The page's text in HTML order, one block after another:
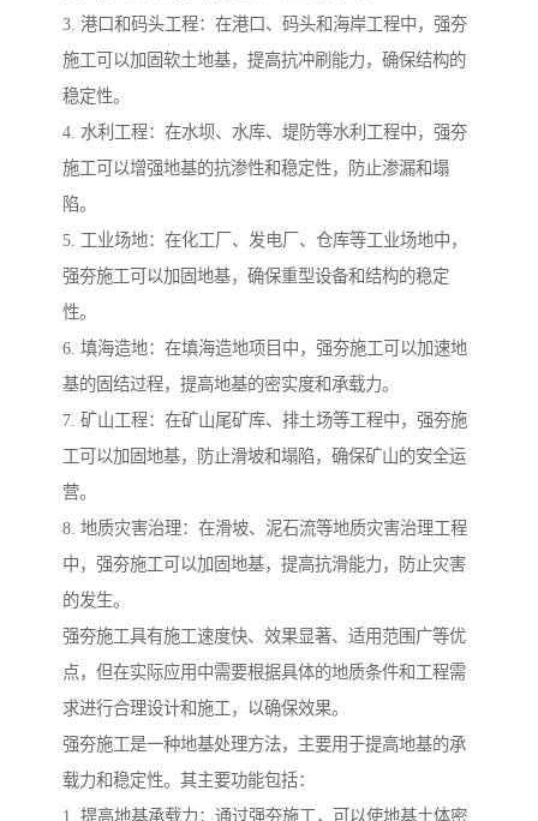
3. 港口和码头工程：在港口、码头和海岸工程中，强夯
施工可以加固软土地基，提高抗冲刷能力，确保结构的
稳定性。
4. 水利工程：在水坝、水库、堤防等水利工程中，强夯
施工可以增强地基的抗渗性和稳定性，防止渗漏和塌
陷。
5. 工业场地：在化工厂、发电厂、仓库等工业场地中，
强夯施工可以加固地基，确保重型设备和结构的稳定
性。
6. 填海造地：在填海造地项目中，强夯施工可以加速地
基的固结过程，提高地基的密实度和承载力。
7. 矿山工程：在矿山尾矿库、排土场等工程中，强夯施
工可以加固地基，防止滑坡和塌陷，确保矿山的安全运
营。
8. 地质灾害治理：在滑坡、泥石流等地质灾害治理工程
中，强夯施工可以加固地基，提高抗滑能力，防止灾害
的发生。
强夯施工具有施工速度快、效果显著、适用范围广等优
点，但在实际应用中需要根据具体的地质条件和工程需
求进行合理设计和施工，以确保效果。
强夯施工是一种地基处理方法，主要用于提高地基的承
载力和稳定性。其主要功能包括：
1. 提高地基承载力：通过强夯施工，可以使地基土体密